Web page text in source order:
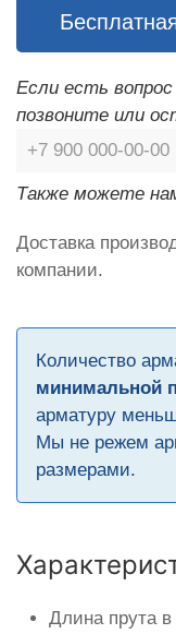
Если есть
позвоните или
Также можете
Доставка
компании.
Количество
минимальной
арматуру
Мы не режем
размерами.
Длина прута